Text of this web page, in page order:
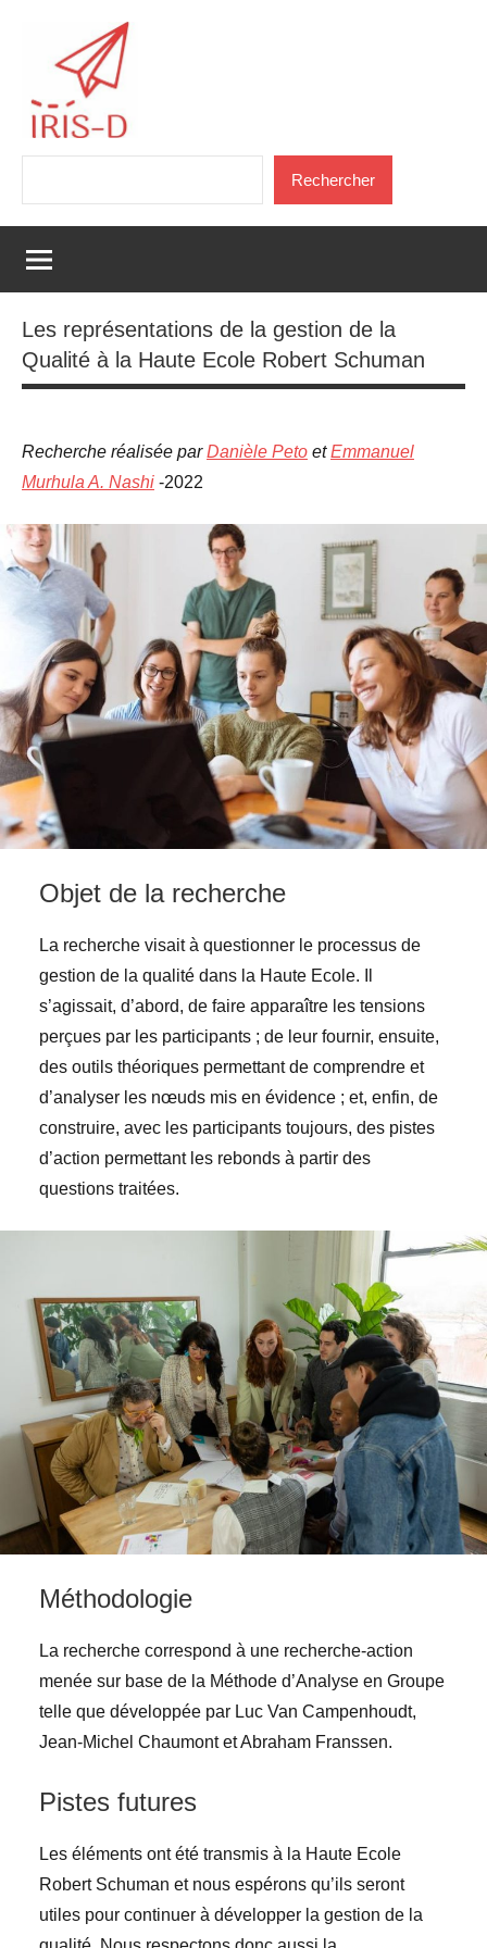
contenu
Iris-
D
et
Formation
Rechercher
Les représentations de la gestion de la
Qualité à la Haute Ecole Robert Schuman
Recherche réalisée parDanièle Peto etEmmanuel
Murhula A. Nashi -2022
Objet de la recherche
La recherche visait à questionner le processus de
gestion de la qualité dans la Haute Ecole. Il
s’agissait, d’abord, de faire apparaître les tensions
perçues par les participants ; de leur fournir, ensuite,
des outils théoriques permettant de comprendre et
d’analyser les nœuds mis en évidence ; et, enfin, de
construire, avec les participants toujours, des pistes
d’action permettant les rebonds à partir des
questions traitées.
Méthodologie
La recherche correspond à une recherche-action
menée sur base de la Méthode d’Analyse en Groupe
telle que développée par Luc Van Campenhoudt,
Jean-Michel Chaumont et Abraham Franssen.
Pistes futures
Les éléments ont été transmis à la Haute Ecole
Robert Schuman et nous espérons qu’ils seront
utiles pour continuer à développer la gestion de la